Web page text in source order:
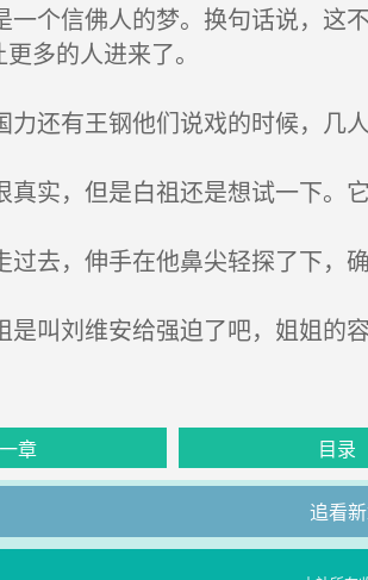
个信佛人的梦。换句话说，这
多的人进来了。
还有王钢他们说戏的时候，几
实，但是白祖还是想试一下。
去，伸手在他鼻尖轻探了下，确
叫刘维安给强迫了吧，姐姐的
章 目录
追看